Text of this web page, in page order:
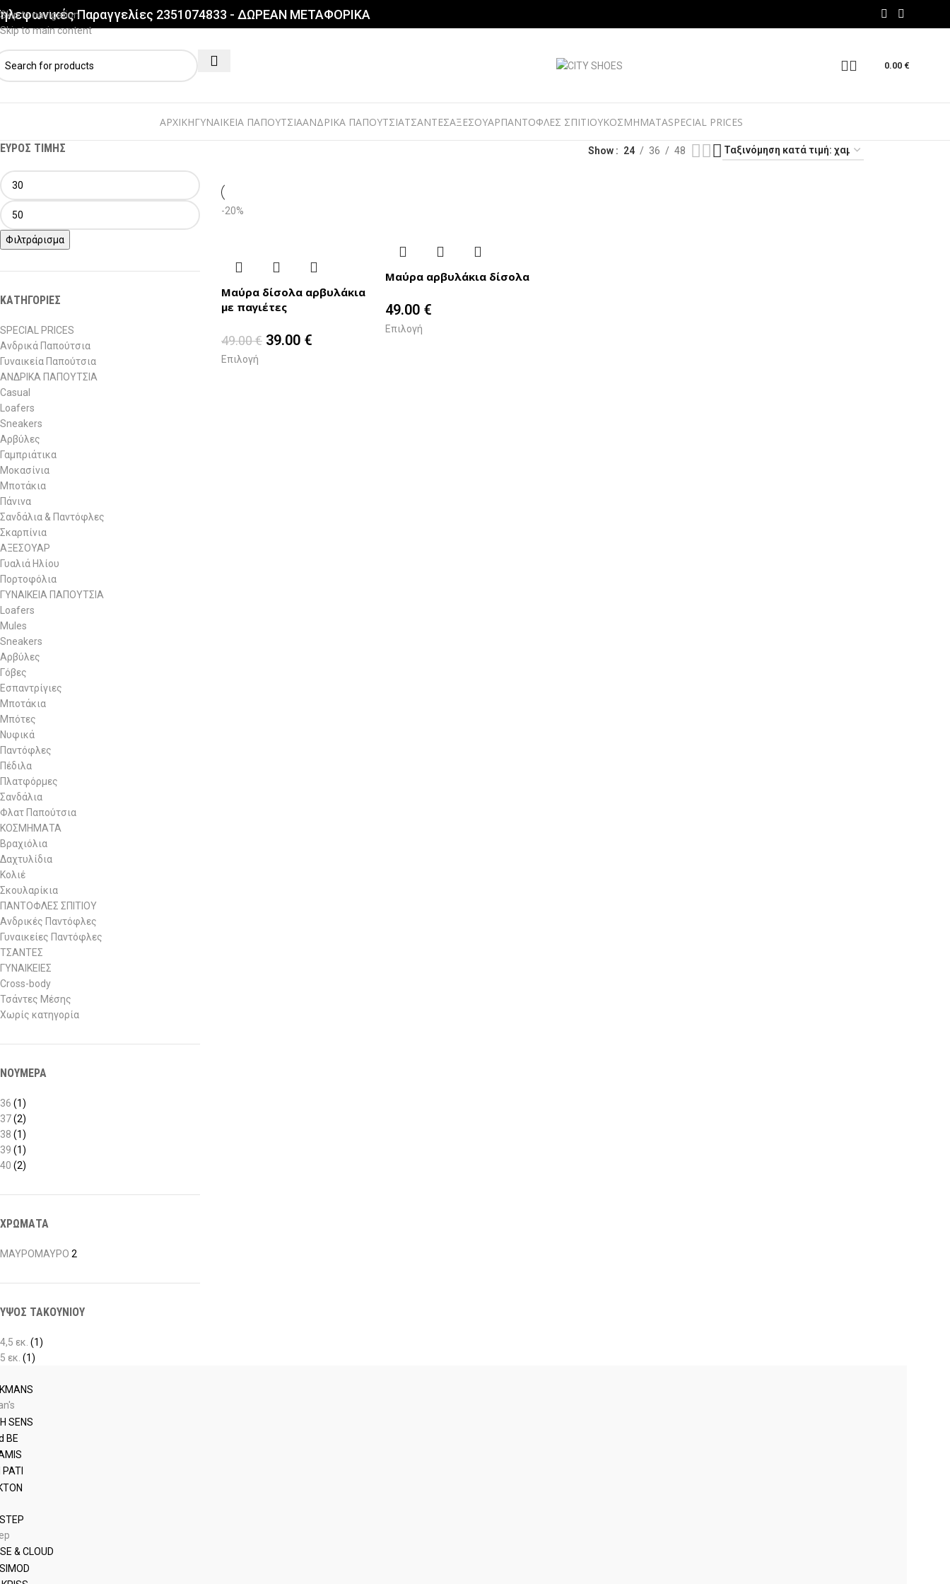
Skip to navigation
Skip to main content
Παραγγελίες 2351074833 - ΔΩΡΕΑΝ ΜΕΤΑΦΟΡΙΚΑ
0.00 €
ΑΡΧΙΚΗΓΥΝΑΙΚΕΙΑ ΠΑΠΟΥΤΣΙΑΑΝΔΡΙΚΑ ΠΑΠΟΥΤΣΙΑΤΣΑΝΤΕΣΑΞΕΣΟΥΑΡΠΑΝΤΟΦΛΕΣ ΣΠΙΤΙΟΥΚΟΣΜΗΜΑΤΑSPECIAL PRICES
ΕΥΡΟΣ ΤΙΜΗΣ
Φιλτράρισμα
ΚΑΤΗΓΟΡΙΕΣ
SPECIAL PRICES
Ανδρικά Παπούτσια
Γυναικεία Παπούτσια
ΑΝΔΡΙΚΑ ΠΑΠΟΥΤΣΙΑ
Casual
Loafers
Sneakers
Αρβύλες
Γαμπριάτικα
Μοκασίνια
Μποτάκια
Πάνινα
Σανδάλια & Παντόφλες
Σκαρπίνια
ΑΞΕΣΟΥΑΡ
Γυαλιά Ηλίου
Πορτοφόλια
ΓΥΝΑΙΚΕΙΑ ΠΑΠΟΥΤΣΙΑ
Loafers
Mules
Sneakers
Αρβύλες
Γόβες
Εσπαντρίγιες
Μποτάκια
Μπότες
Νυφικά
Παντόφλες
Πέδιλα
Πλατφόρμες
Σανδάλια
Φλατ Παπούτσια
ΚΟΣΜΗΜΑΤΑ
Βραχιόλια
Δαχτυλίδια
Κολιέ
Σκουλαρίκια
ΠΑΝΤΟΦΛΕΣ ΣΠΙΤΙΟΥ
Ανδρικές Παντόφλες
Γυναικείες Παντόφλες
ΤΣΑΝΤΕΣ
ΓΥΝΑΙΚΕΙΕΣ
Cross-body
Τσάντες Μέσης
Χωρίς κατηγορία
ΝΟΥΜΕΡΑ
36 (1)
37(2)
38 (1)
39 (1)
40 (2)
ΧΡΩΜΑΤΑ
ΜΑΥΡΟΜΑΥΡΟ 2
ΥΨΟΣ ΤΑΚΟΥΝΙΟΥ
4,5 εκ. (1)
5 εκ. (1)
Show 24 36 48
-20%
Μαύρα δίσολα αρβυλάκια
με παγιέτες
49.00€ 39.00 €
Επιλογή
Μαύρα αρβυλάκια δίσολα
49.00 €
Επιλογή